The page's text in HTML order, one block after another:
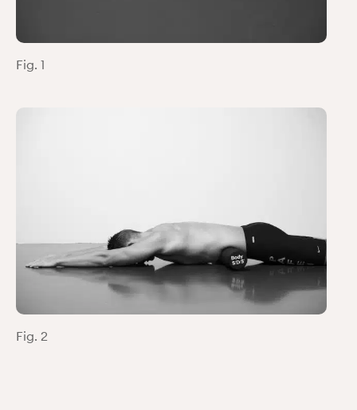
Fig. 1
Fig. 2